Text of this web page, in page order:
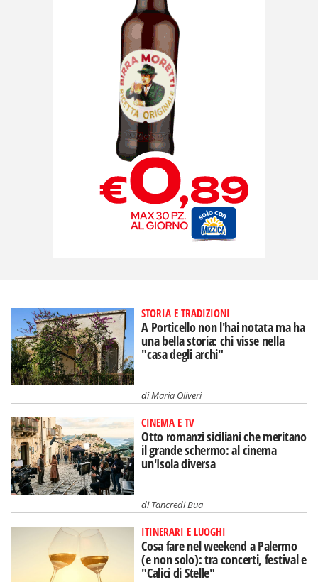
STORIA E TRADIZIONI
A Porticello non l'hai notata ma ha
una bella storia: chi visse nella
"casa degli archi"
diMaria Oliveri
CINEMA E TV
Otto romanzi siciliani che meritano
il grande schermo: al cinema
un'Isola diversa
diTancredi Bua
ITINERARI E LUOGHI
Cosa fare nel weekend a Palermo
(e non solo): tra concerti, festival e
"Calici di Stelle"